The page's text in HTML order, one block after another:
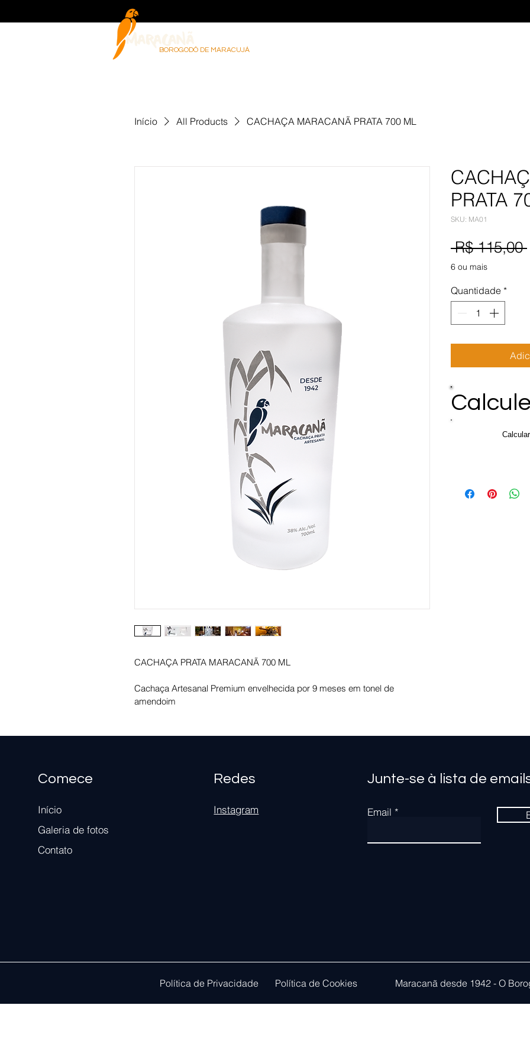
BOROGODÓ DE MARACUJÁ
Início All Products CACHAÇA MARACANÃ PRATA 700 ML
CACHAÇA PRATA MARACANÃ 700 ML
Cachaça Artesanal Premium envelhecida por 9 meses em tonel de
amendoim
PRATA
SKU: MA01
R$ 115,00
6 ou mais
Quantidade *
Calcular
Comece
Início
Galeria de fotos
Contato
Redes
Instagram
Junte-se à lista de
Email
Política de Privacidade Política de Cookies Maracanã desde 1942 - O